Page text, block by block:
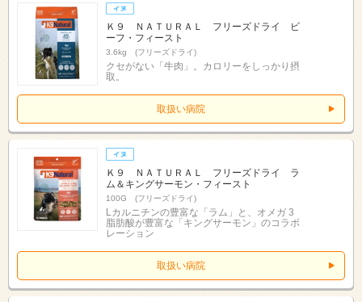
Ｋ９ ＮＡＴＵＲＡＬ フリーズドライ ビ
ーフ・フィースト
3.6kg (フリーズドライ)
クセがない「牛肉」。カロリーをしっかり摂
取。
取扱い病院
Ｋ９ ＮＡＴＵＲＡＬ フリーズドライ ラ
ム＆キングサーモン・フィースト
100G (フリーズドライ)
Lカルニチンの豊富な「ラム」と、オメガ 3
脂肪酸が豊富な「キングサーモン」のコラボ
レーション
取扱い病院